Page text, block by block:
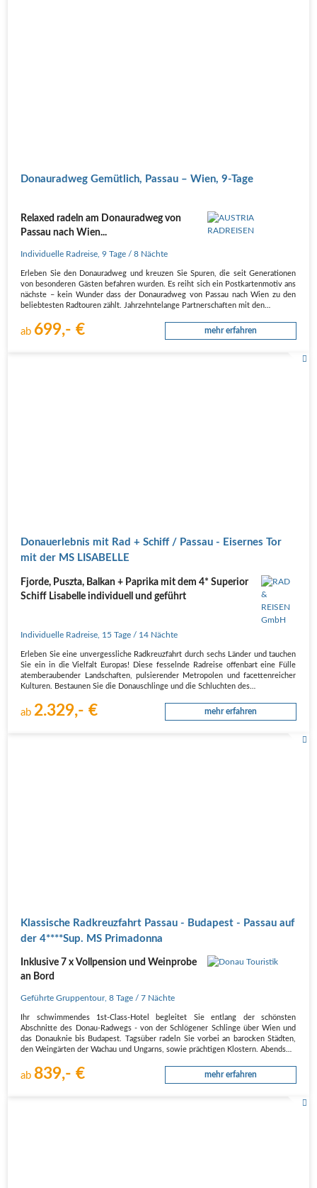
Donauradweg Gemütlich, Passau – Wien, 9-Tage
Relaxed radeln am Donauradweg von
Passau nach Wien...
Individuelle Radreise ,9 Tage / 8 Nächte
Erleben Sie den Donauradweg und kreuzen Sie Spuren, die seit Generationen
von besonderen Gästen befahren wurden. Es reiht sich ein Postkartenmotiv ans
nächste – kein Wunder dass der Donauradweg von Passau nach Wien zu den
beliebtesten Radtouren zählt. Jahrzehntelange Partnerschaften mit den…
ab 699,- € mehr erfahren
Donauerlebnis mit Rad + Schiff / Passau - Eisernes Tor
mit der MS LISABELLE
Fjorde, Puszta, Balkan + Paprika mit dem 4* Superior
Schiff Lisabelle individuell und geführt
Individuelle Radreise 15 Tage / 14 Nächte
Erleben Sie eine unvergessliche Radkreuzfahrt durch sechs Länder und tauchen
Sie ein in die Vielfalt Europas! Diese fesselnde Radreise offenbart eine Fülle
atemberaubender Landschaften, pulsierender Metropolen und facettenreicher
Kulturen. Bestaunen Sie die Donauschlinge und die Schluchten des…
ab 2.329,- € mehr erfahren
Klassische Radkreuzfahrt Passau - Budapest - Passau auf
der 4****Sup. MS Primadonna
Inklusive 7 x Vollpension und Weinprobe
an Bord
Geführte Gruppentour,8 Tage / 7 Nächte
Ihr schwimmendes 1st-Class-Hotel begleitet Sie entlang der schönsten
Abschnitte des Donau-Radwegs - von der Schlögener Schlinge über Wien und
das Donauknie bis Budapest. Tagsüber radeln Sie vorbei an barocken Städten,
den Weingärten der Wachau und Ungarns, sowie prächtigen Klostern. Abends…
ab 839,- € mehr erfahren